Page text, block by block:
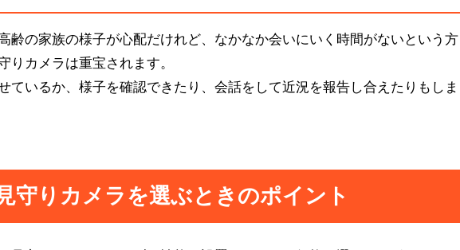
齢の家族の様子が心配だけれど、なかなか会いにいく時間がないという方
りカメラは重宝されます。
ているか、様子を確認できたり、会話をして近況を報告し合えたりもしま
守りカメラを選ぶときのポイント